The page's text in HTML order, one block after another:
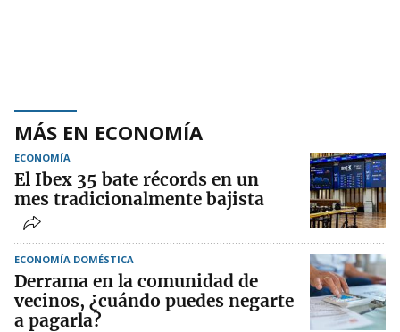
MÁS EN ECONOMÍA
ECONOMÍA
El Ibex 35 bate récords en un
mes tradicionalmente bajista
ECONOMÍA DOMÉSTICA
Derrama en la comunidad de
vecinos, ¿cuándo puedes negarte
a pagarla?